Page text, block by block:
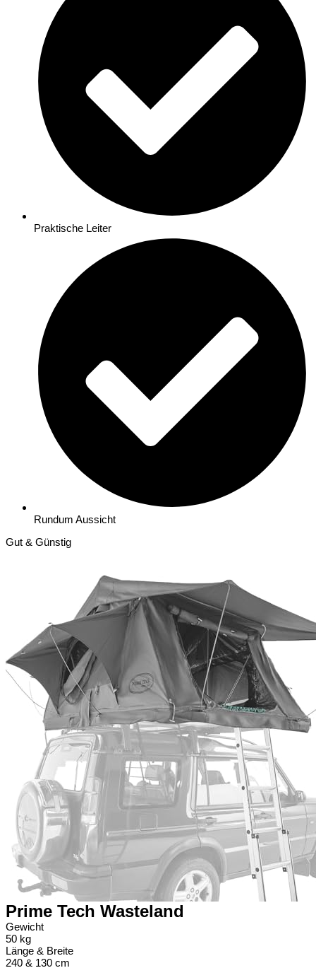
Praktische Leiter
Rundum Aussicht
Gut & Günstig
Prime Tech Wasteland
Gewicht
50 kg
Länge & Breite
240 & 130 cm